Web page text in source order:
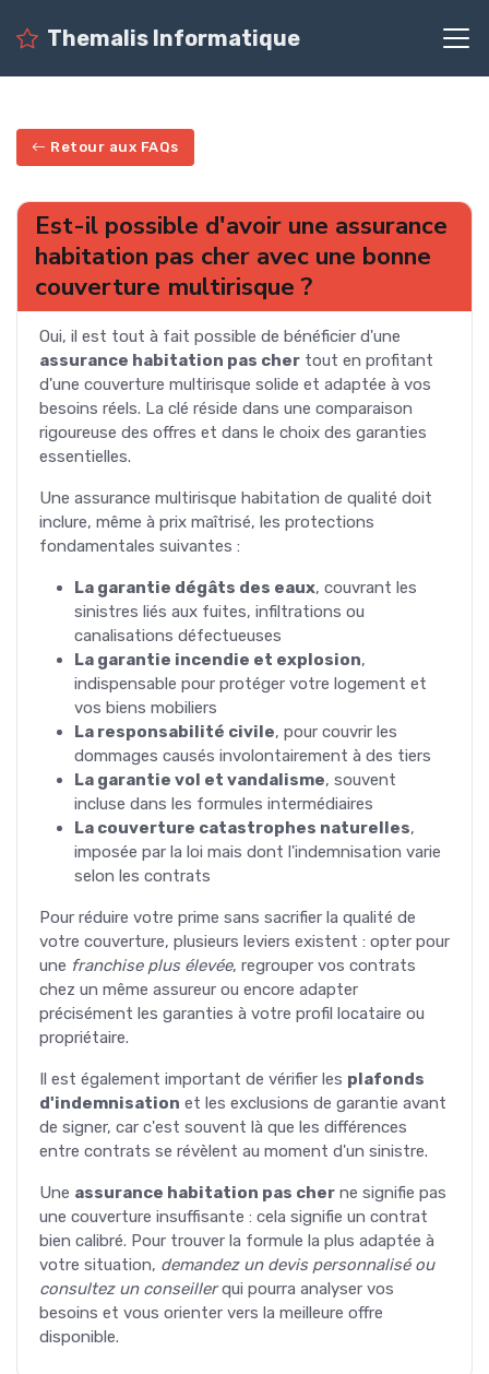
Themalis Informatique
Retour aux FAQs
Est-il possible d'avoir une assurance
habitation pas cher avec une bonne
couverture multirisque ?
Oui, il est tout à fait possible de bénéficier d'une
assurance habitation pas cher tout en profitant
d'une couverture multirisque solide et adaptée à vos
besoins réels. La clé réside dans une comparaison
rigoureuse des offres et dans le choix des garanties
essentielles.
Une assurance multirisque habitation de qualité doit
inclure, même à prix maîtrisé, les protections
fondamentales suivantes :
La garantie dégâts des eaux, couvrant les
sinistres liés aux fuites, infiltrations ou
canalisations défectueuses
La garantie incendie et explosion,
indispensable pour protéger votre logement et
vos biens mobiliers
La responsabilité civile, pour couvrir les
dommages causés involontairement à des tiers
La garantie vol et vandalisme, souvent
incluse dans les formules intermédiaires
La couverture catastrophes naturelles,
imposée par la loi mais dont l'indemnisation varie
selon les contrats
Pour réduire votre prime sans sacrifier la qualité de
votre couverture, plusieurs leviers existent : opter pour
une franchise plus élevée, regrouper vos contrats
chez un même assureur ou encore adapter
précisément les garanties à votre profil locataire ou
propriétaire.
Il est également important de vérifier les plafonds
d'indemnisation et les exclusions de garantie avant
de signer, car c'est souvent là que les différences
entre contrats se révèlent au moment d'un sinistre.
Une assurance habitation pas cher ne signifie pas
une couverture insuffisante : cela signifie un contrat
bien calibré. Pour trouver la formule la plus adaptée à
votre situation, demandez un devis personnalisé ou
consultez un conseillerqui pourra analyser vos
besoins et vous orienter vers la meilleure offre
disponible.